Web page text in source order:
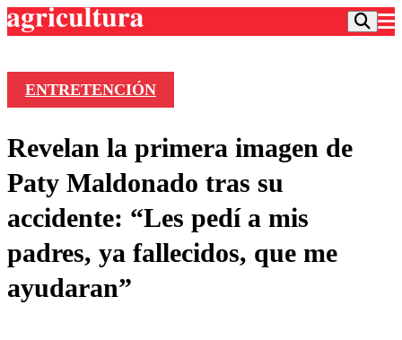
Frecuencias
Agricultura TV
Deportes
Colo Colo
Motor
Otros Deportes
Seleccion Chilena
Entretención
Noticias
Dato Practico
Economía
Vida Social
Publicaciones en medios
ENTRETENCIÓN
Revelan la primera imagen de
Paty Maldonado tras su
accidente: “Les pedí a mis
padres, ya fallecidos, que me
ayudaran”